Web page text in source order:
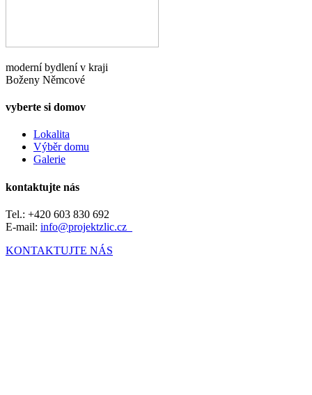
moderní bydlení v kraji
Boženy Němcové
vyberte si domov
Lokalita
Výběr domu
Galerie
kontaktujte nás
Tel.: +420 603 830 692
E-mail: info@projektzlic.cz
KONTAKTUJTE NÁS